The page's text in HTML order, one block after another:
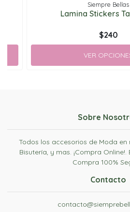
Siempre Bellas
Lamina Stickers
$240
VER
Sobre
Todos los accesorios de Moda en
Bisutería, y mas. ¡Compra Online!.
Compra 100%
Contacto